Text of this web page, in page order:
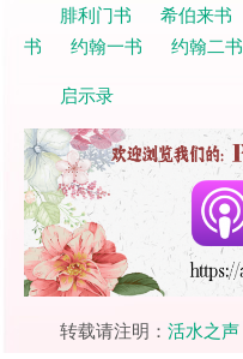
腓利门书
希伯来书
书
约翰一书 约翰二书
启示录
转载请注明： 活水之声